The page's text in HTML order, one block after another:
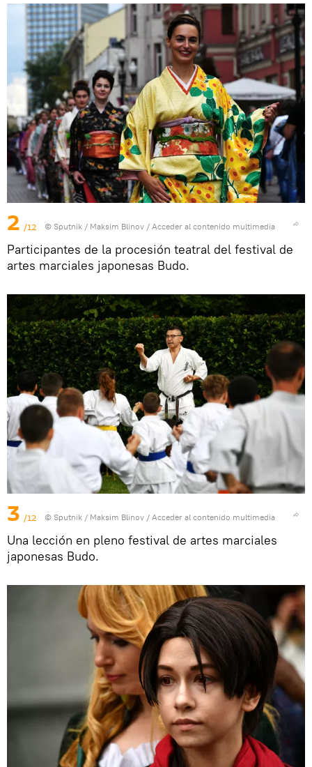
2 /12 © Sputnik / Maksim Blinov / Acceder al contenido multimedia
Participantes de la procesión teatral del festival de
artes marciales japonesas Budo.
3 /12 © Sputnik / Maksim Blinov / Acceder al contenido multimedia
Una lección en pleno festival de artes marciales
japonesas Budo.